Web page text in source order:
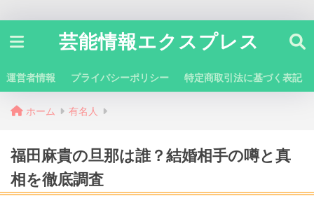
芸能情報エクスプレス
運営者情報 プライバシーポリシー 特定商取引法に基づく表記
ホーム 有名人
福田麻貴の旦那は誰？結婚相手の噂と真
相を徹底調査